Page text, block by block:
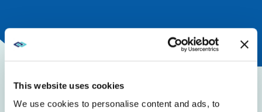
This website uses cookies
We use cookies to personalise content and ads, to